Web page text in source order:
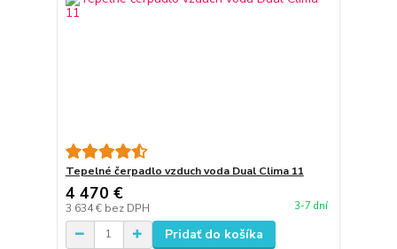
Tepelné čerpadlo vzduch voda Dual Clima 11
4 470 €
3 634 € bez DPH 3-7 dní
Pridať do košíka